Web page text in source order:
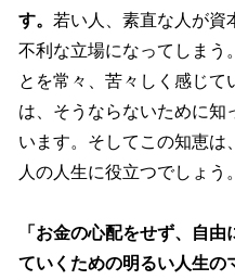
す。 若い人、素直な人が資
不利な立場になってしまう
とを常々、苦々しく感じて
は、そうならないために知
います。そしてこの知恵は
人の人生に役立つでしょう。
「お金の心配をせず、自
ていくための明るい人生の